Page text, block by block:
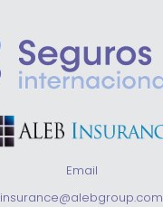
Email
insurance@alebgroup.com